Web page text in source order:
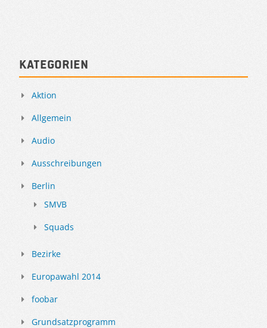
Kategorien
Aktion
Allgemein
Audio
Ausschreibungen
Berlin
SMVB
Squads
Bezirke
Europawahl 2014
foobar
Grundsatzprogramm